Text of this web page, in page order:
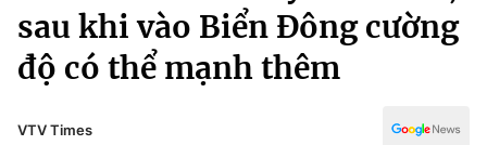
Chính trịThể thao
Truyền hình
Văn hóa - Giải trí
sau khi vào Biển Đông cường
độ có thể mạnh thêm
VTV Times